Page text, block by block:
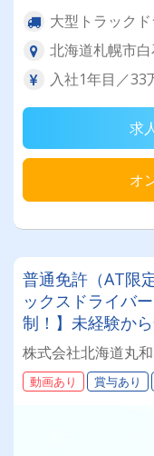
大型トラック
北海道札幌市
入社1年目／33
求
オ
普通免許（AT限
ックスドライバ
制！】未経験か
額会社負担！安
年齢・性別問わ
株式会社北海道丸
動画あり 賞与あり